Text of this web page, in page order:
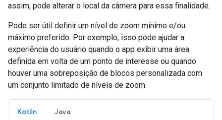
assim, pode alterar o local da câmera para essa finalidade.
Pode ser útil definir um nível de zoom mínimo e/ou
máximo preferido. Por exemplo, isso pode ajudar a
experiência do usuário quando o app exibir uma área
definida em volta de um ponto de interesse ou quando
houver uma sobreposição de blocos personalizada com
um conjunto limitado de níveis de zoom.
Kotlin Java